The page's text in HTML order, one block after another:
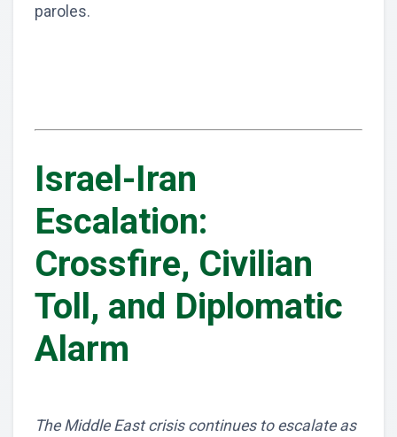
paroles.
Israel-Iran
Escalation:
Crossfire, Civilian
Toll, and Diplomatic
Alarm
The Middle East crisis continues to escalate as